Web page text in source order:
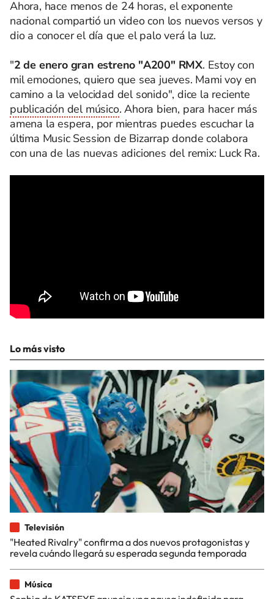
Ahora, hace menos de 24 horas, el exponente
nacional compartió un video con los nuevos versos y
dio a conocer el día que el palo verá la luz.
"2 de enero gran estreno "A200" RMX. Estoy con
mil emociones, quiero que sea jueves. Mami voy en
camino a la velocidad del sonido", dice la reciente
publicación del músico. Ahora bien, para hacer más
amena la espera, por mientras puedes escuchar la
última Music Session de Bizarrap donde colabora
con una de las nuevas adiciones del remix: Luck Ra.
Lo más visto
Televisión
"Heated Rivalry" confirma a dos nuevos protagonistas y
revela cuándo llegará su esperada segunda temporada
Música